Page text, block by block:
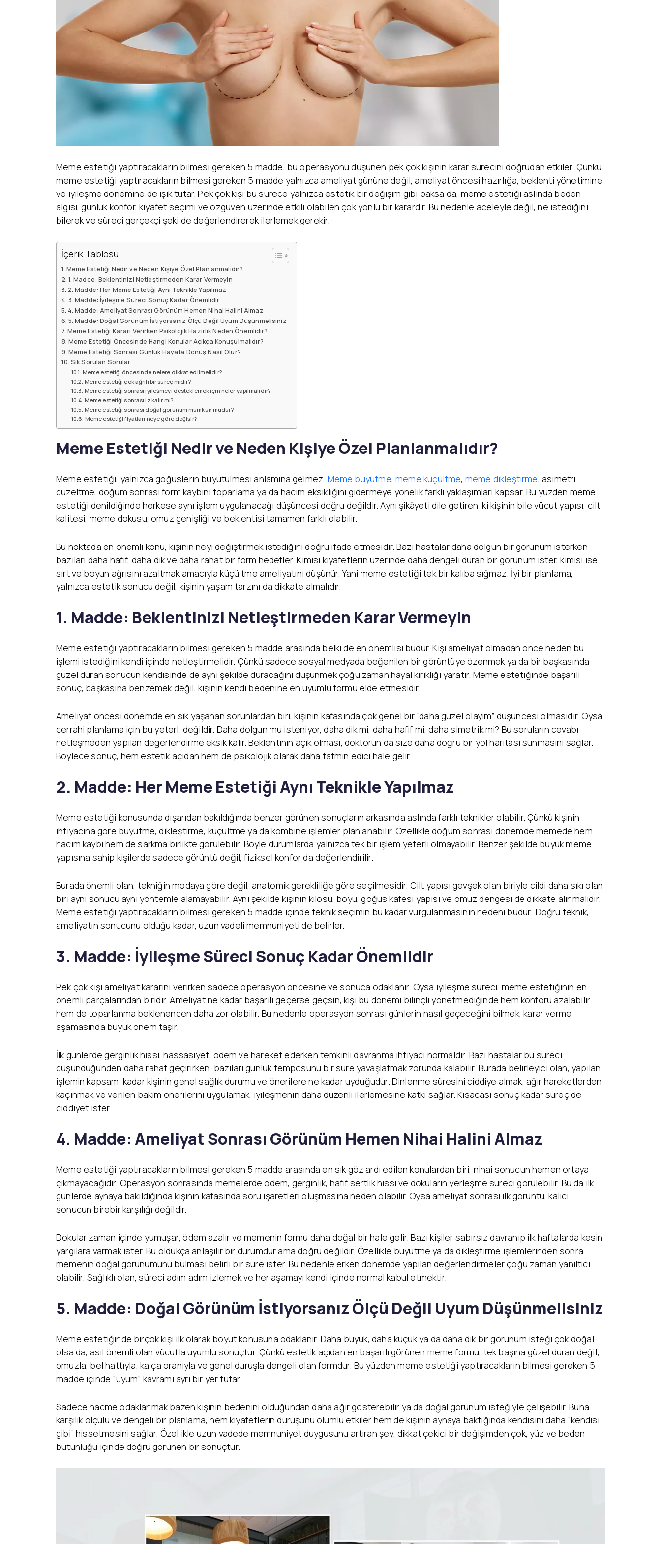
Yüz Estetiği
Yüz – Boyun Germe
Göz Kapağı Estetiği
Kulak Estetiği
Bişektomi
Dudak Kaldırma
Burun Estetiği
Rinoplasti
Etnik Rinoplasti
Revizyon Rinoplasti
Lazer Tedaviler
Fotona SP
Dynamis Nx Line
Fraksiyonel Lazer
ICON Lazer
Lazer Epilasyon
Starwalker Lazer
Red Touch
Lazerle Dövme Silme
Lazerle Kılcal Damar
Tedavisi
Femilift: Genital
Göz Altı Işık Dolgusu
Çene Dolgusu (Jawline)
Akıllı Dolgu
NanoFat
Bölgesel İncelme
Emtone
Çatlak Tedavisi
Tedavisi
Leke Tedavisi
Sivilce – Akne Tedavisi
Baby Face Ultra
Kimyasal Peeling
Alloblast – Kök Hücre
Tedavisi (Fibroblast)
Cosmelan &
Dermamelan
Otolog Kök Hücre
Tedavisi
OxyGeneo Medikal Cilt
Bakımı
El Vitamini
Profhilo
Meme estetiği yaptıracakların bilmesi gereken 5 madde, bu operasyonu düşünen pek çok kişinin karar sürecini doğrudan etkiler. Çünkü
meme estetiği yaptıracakların bilmesi gereken 5 madde yalnızca ameliyat gününe değil, ameliyat öncesi hazırlığa, beklenti yönetimine
ve iyileşme dönemine de ışık tutar. Pek çok kişi bu sürece yalnızca estetik bir değişim gibi baksa da, meme estetiği aslında beden
algısı, günlük konfor, kıyafet seçimi ve özgüven üzerinde etkili olabilen çok yönlü bir karardır. Bu nedenle aceleyle değil, ne istediğini
bilerek ve süreci gerçekçi şekilde değerlendirerek ilerlemek gerekir.
İçerik Tablosu
Meme Estetiği Nedir ve Neden Kişiye Özel Planlanmalıdır?
1. Madde: Beklentinizi Netleştirmeden Karar Vermeyin
2. Madde: Her Meme Estetiği Aynı Teknikle Yapılmaz
3. Madde: İyileşme Süreci Sonuç Kadar Önemlidir
4. Madde: Ameliyat Sonrası Görünüm Hemen Nihai Halini Almaz
5. Madde: Doğal Görünüm İstiyorsanız Ölçü Değil Uyum Düşünmelisiniz
Meme Estetiği Kararı Verirken Psikolojik Hazırlık Neden Önemlidir?
Meme Estetiği Öncesinde Hangi Konular Açıkça Konuşulmalıdır?
Meme Estetiği Sonrası Günlük Hayata Dönüş Nasıl Olur?
Sık Sorulan Sorular
Meme estetiği öncesinde nelere dikkat edilmelidir?
Meme estetiği çok ağrılı bir süreç midir?
Meme estetiği sonrası iyileşmeyi desteklemek için neler yapılmalıdır?
Meme estetiği sonrası iz kalır mı?
Meme estetiği sonrası doğal görünüm mümkün müdür?
Meme estetiği fiyatları neye göre değişir?
Meme Estetiği Nedir ve Neden Kişiye Özel Planlanmalıdır?
Meme estetiği, yalnızca göğüslerin büyütülmesi anlamına gelmez. Meme büyütme,meme küçültme, meme dikleştirme, asimetri
düzeltme, doğum sonrası form kaybını toparlama ya da hacim eksikliğini gidermeye yönelik farklı yaklaşımları kapsar. Bu yüzden meme
estetiği denildiğinde herkese aynı işlem uygulanacağı düşüncesi doğru değildir. Aynı şikâyeti dile getiren iki kişinin bile vücut yapısı, cilt
kalitesi, meme dokusu, omuz genişliği ve beklentisi tamamen farklı olabilir.
Bu noktada en önemli konu, kişinin neyi değiştirmek istediğini doğru ifade etmesidir. Bazı hastalar daha dolgun bir görünüm isterken
bazıları daha hafif, daha dik ve daha rahat bir form hedefler. Kimisi kıyafetlerin üzerinde daha dengeli duran bir görünüm ister, kimisi ise
sırt ve boyun ağrısını azaltmak amacıyla küçültme ameliyatını düşünür. Yani meme estetiği tek bir kalıba sığmaz. İyi bir planlama,
yalnızca estetik sonucu değil, kişinin yaşam tarzını da dikkate almalıdır.
1. Madde: Beklentinizi Netleştirmeden Karar Vermeyin
Meme estetiği yaptıracakların bilmesi gereken 5 madde arasında belki de en önemlisi budur. Kişi ameliyat olmadan önce neden bu
işlemi istediğini kendi içinde netleştirmelidir. Çünkü sadece sosyal medyada beğenilen bir görüntüye özenmek ya da bir başkasında
güzel duran sonucun kendisinde de aynı şekilde duracağını düşünmek çoğu zaman hayal kırıklığı yaratır. Meme estetiğinde başarılı
sonuç, başkasına benzemek değil, kişinin kendi bedenine en uyumlu formu elde etmesidir.
Ameliyat öncesi dönemde en sık yaşanan sorunlardan biri, kişinin kafasında çok genel bir “daha güzel olayım” düşüncesi olmasıdır. Oysa
cerrahi planlama için bu yeterli değildir. Daha dolgun mu isteniyor, daha dik mi, daha hafif mi, daha simetrik mi? Bu soruların cevabı
netleşmeden yapılan değerlendirme eksik kalır. Beklentinin açık olması, doktorun da size daha doğru bir yol haritası sunmasını sağlar.
Böylece sonuç, hem estetik açıdan hem de psikolojik olarak daha tatmin edici hale gelir.
2. Madde: Her Meme Estetiği Aynı Teknikle Yapılmaz
Meme estetiği konusunda dışarıdan bakıldığında benzer görünen sonuçların arkasında aslında farklı teknikler olabilir. Çünkü kişinin
ihtiyacına göre büyütme, dikleştirme, küçültme ya da kombine işlemler planlanabilir. Özellikle doğum sonrası dönemde memede hem
hacim kaybı hem de sarkma birlikte görülebilir. Böyle durumlarda yalnızca tek bir işlem yeterli olmayabilir. Benzer şekilde büyük meme
yapısına sahip kişilerde sadece görüntü değil, fiziksel konfor da değerlendirilir.
Burada önemli olan, tekniğin modaya göre değil, anatomik gerekliliğe göre seçilmesidir. Cilt yapısı gevşek olan biriyle cildi daha sıkı olan
biri aynı sonucu aynı yöntemle alamayabilir. Aynı şekilde kişinin kilosu, boyu, göğüs kafesi yapısı ve omuz dengesi de dikkate alınmalıdır.
Meme estetiği yaptıracakların bilmesi gereken 5 madde içinde teknik seçimin bu kadar vurgulanmasının nedeni budur: Doğru teknik,
ameliyatın sonucunu olduğu kadar, uzun vadeli memnuniyeti de belirler.
3. Madde: İyileşme Süreci Sonuç Kadar Önemlidir
Pek çok kişi ameliyat kararını verirken sadece operasyon öncesine ve sonuca odaklanır. Oysa iyileşme süreci, meme estetiğinin en
önemli parçalarından biridir. Ameliyat ne kadar başarılı geçerse geçsin, kişi bu dönemi bilinçli yönetmediğinde hem konforu azalabilir
hem de toparlanma beklenenden daha zor olabilir. Bu nedenle operasyon sonrası günlerin nasıl geçeceğini bilmek, karar verme
aşamasında büyük önem taşır.
İlk günlerde gerginlik hissi, hassasiyet, ödem ve hareket ederken temkinli davranma ihtiyacı normaldir. Bazı hastalar bu süreci
düşündüğünden daha rahat geçirirken, bazıları günlük temposunu bir süre yavaşlatmak zorunda kalabilir. Burada belirleyici olan, yapılan
işlemin kapsamı kadar kişinin genel sağlık durumu ve önerilere ne kadar uyduğudur. Dinlenme süresini ciddiye almak, ağır hareketlerden
kaçınmak ve verilen bakım önerilerini uygulamak, iyileşmenin daha düzenli ilerlemesine katkı sağlar. Kısacası sonuç kadar süreç de
ciddiyet ister.
4. Madde: Ameliyat Sonrası Görünüm Hemen Nihai Halini Almaz
Meme estetiği yaptıracakların bilmesi gereken 5 madde arasında en sık göz ardı edilen konulardan biri, nihai sonucun hemen ortaya
çıkmayacağıdır. Operasyon sonrasında memelerde ödem, gerginlik, hafif sertlik hissi ve dokuların yerleşme süreci görülebilir. Bu da ilk
günlerde aynaya bakıldığında kişinin kafasında soru işaretleri oluşmasına neden olabilir. Oysa ameliyat sonrası ilk görüntü, kalıcı
sonucun birebir karşılığı değildir.
Dokular zaman içinde yumuşar, ödem azalır ve memenin formu daha doğal bir hale gelir. Bazı kişiler sabırsız davranıp ilk haftalarda kesin
yargılara varmak ister. Bu oldukça anlaşılır bir durumdur ama doğru değildir. Özellikle büyütme ya da dikleştirme işlemlerinden sonra
memenin doğal görünümünü bulması belirli bir süre ister. Bu nedenle erken dönemde yapılan değerlendirmeler çoğu zaman yanıltıcı
olabilir. Sağlıklı olan, süreci adım adım izlemek ve her aşamayı kendi içinde normal kabul etmektir.
5. Madde: Doğal Görünüm İstiyorsanız Ölçü Değil Uyum Düşünmelisiniz
Meme estetiğinde birçok kişi ilk olarak boyut konusuna odaklanır. Daha büyük, daha küçük ya da daha dik bir görünüm isteği çok doğal
olsa da, asıl önemli olan vücutla uyumlu sonuçtur. Çünkü estetik açıdan en başarılı görünen meme formu, tek başına güzel duran değil;
omuzla, bel hattıyla, kalça oranıyla ve genel duruşla dengeli olan formdur. Bu yüzden meme estetiği yaptıracakların bilmesi gereken 5
madde içinde “uyum” kavramı ayrı bir yer tutar.
Sadece hacme odaklanmak bazen kişinin bedenini olduğundan daha ağır gösterebilir ya da doğal görünüm isteğiyle çelişebilir. Buna
karşılık ölçülü ve dengeli bir planlama, hem kıyafetlerin duruşunu olumlu etkiler hem de kişinin aynaya baktığında kendisini daha “kendisi
gibi” hissetmesini sağlar. Özellikle uzun vadede memnuniyet duygusunu artıran şey, dikkat çekici bir değişimden çok, yüz ve beden
bütünlüğü içinde doğru görünen bir sonuçtur.